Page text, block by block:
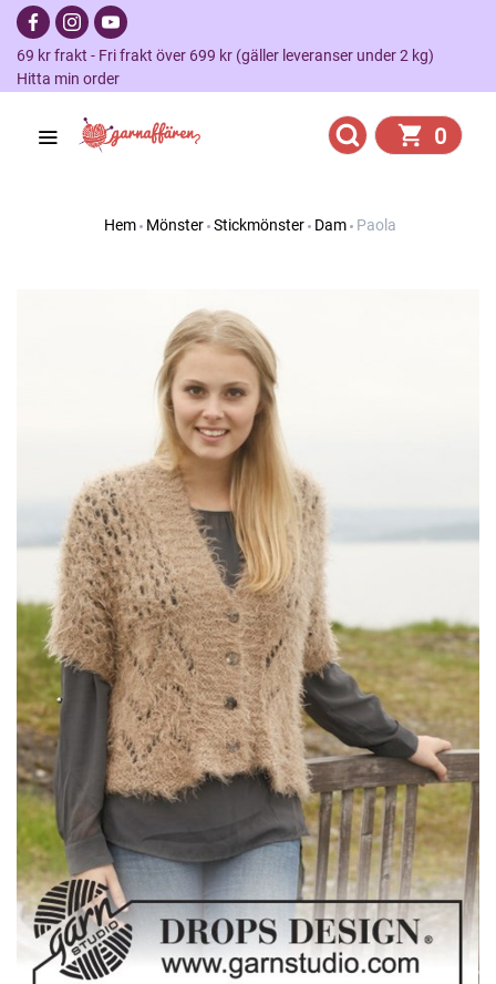
69 kr frakt - Fri frakt över 699 kr (gäller leveranser under 2 kg)
Hitta min order
0
Hem Mönster Stickmönster Dam Paola